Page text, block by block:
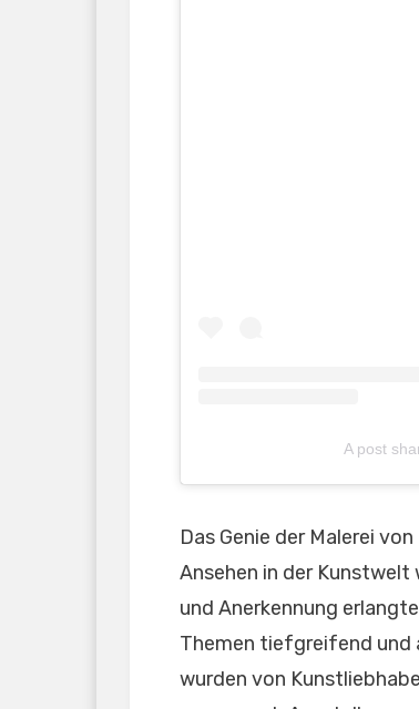
A post
Das Genie der Malerei
Ansehen in der
und Anerkennung
Themen tiefgreifend und
wurden von